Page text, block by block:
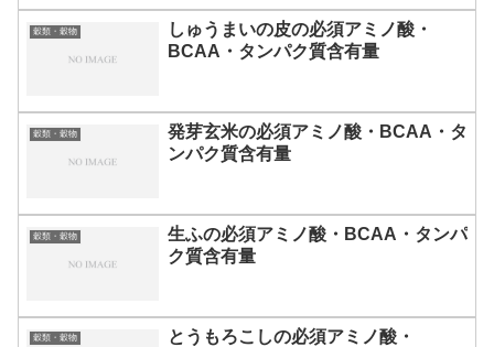
穀類・穀物
しゅうまいの皮の必須アミノ酸・
BCAA・タンパク質含有量
穀類・穀物
発芽玄米の必須アミノ酸・BCAA・タ
ンパク質含有量
穀類・穀物
生ふの必須アミノ酸・BCAA・タンパ
ク質含有量
穀類・穀物
とうもろこしの必須アミノ酸・